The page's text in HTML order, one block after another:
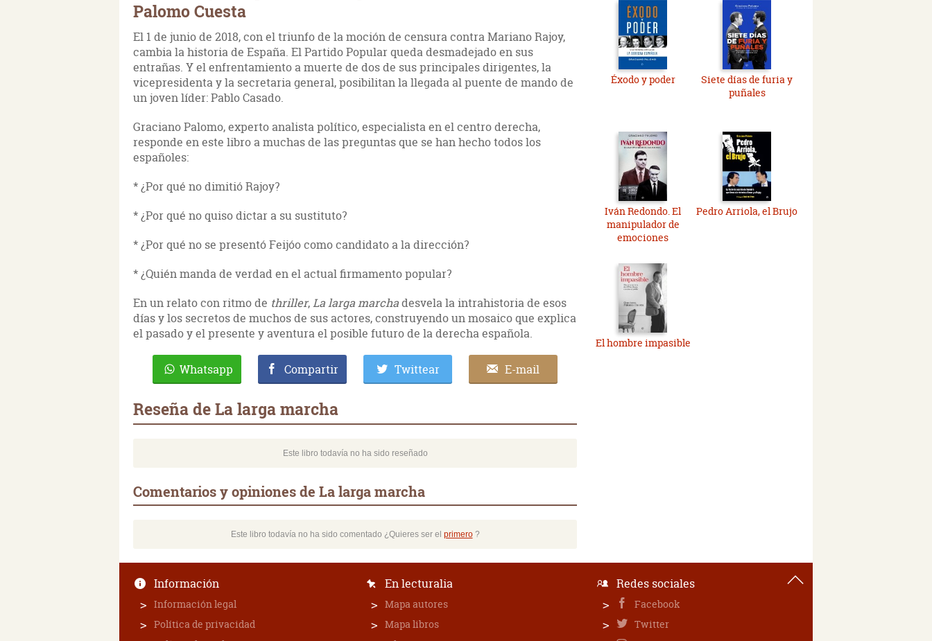
Palomo Cuesta
El 1 de junio de 2018, con el triunfo de la moción de censura contra Mariano Rajoy,
cambia la historia de España. El Partido Popular queda desmadejado en sus
entrañas. Y el enfrentamiento a muerte de dos de sus principales dirigentes, la
vicepresidenta y la secretaria general, posibilitan la llegada al puente de mando de
un joven líder: Pablo Casado.
Graciano Palomo, experto analista político, especialista en el centro derecha,
responde en este libro a muchas de las preguntas que se han hecho todos los
españoles:
* ¿Por qué no dimitió Rajoy?
* ¿Por qué no quiso dictar a su sustituto?
* ¿Por qué no se presentó Feijóo como candidato a la dirección?
* ¿Quién manda de verdad en el actual firmamento popular?
En un relato con ritmo de thriller,La larga marchadesvela la intrahistoria de esos
días y los secretos de muchos de sus actores, construyendo un mosaico que explica
el pasado y el presente y aventura el posible futuro de la derecha española.
Whatsapp Compartir Twittear E-mail
Reseña de La larga marcha
Este libro todavía no ha sido reseñado
Comentarios y opiniones de La larga marcha
Este libro todavía no ha sido comentado ¿Quieres ser el primero?
Éxodo y poder
Siete días de furia y
puñales
Iván Redondo. El
manipulador de
emociones
Pedro Arriola, el Brujo
El hombre impasible
Información
Información legal
Política de privacidad
En lecturalia
Mapa autores
Mapa libros
Redes sociales
Facebook
Twitter